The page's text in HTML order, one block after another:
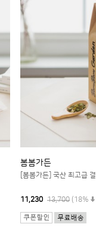
봄봄가든
[봄봄가든] 국산 최고급
11,230 13,700 (18%